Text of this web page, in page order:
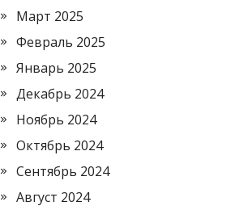
Март 2025
Февраль 2025
Январь 2025
Декабрь 2024
Ноябрь 2024
Октябрь 2024
Сентябрь 2024
Август 2024